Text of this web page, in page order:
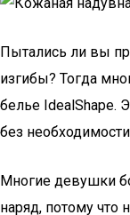
Пытались ли вы
изгибы? Тогда
белье IdealShape.
без
Многие девушки
наряд, потому что